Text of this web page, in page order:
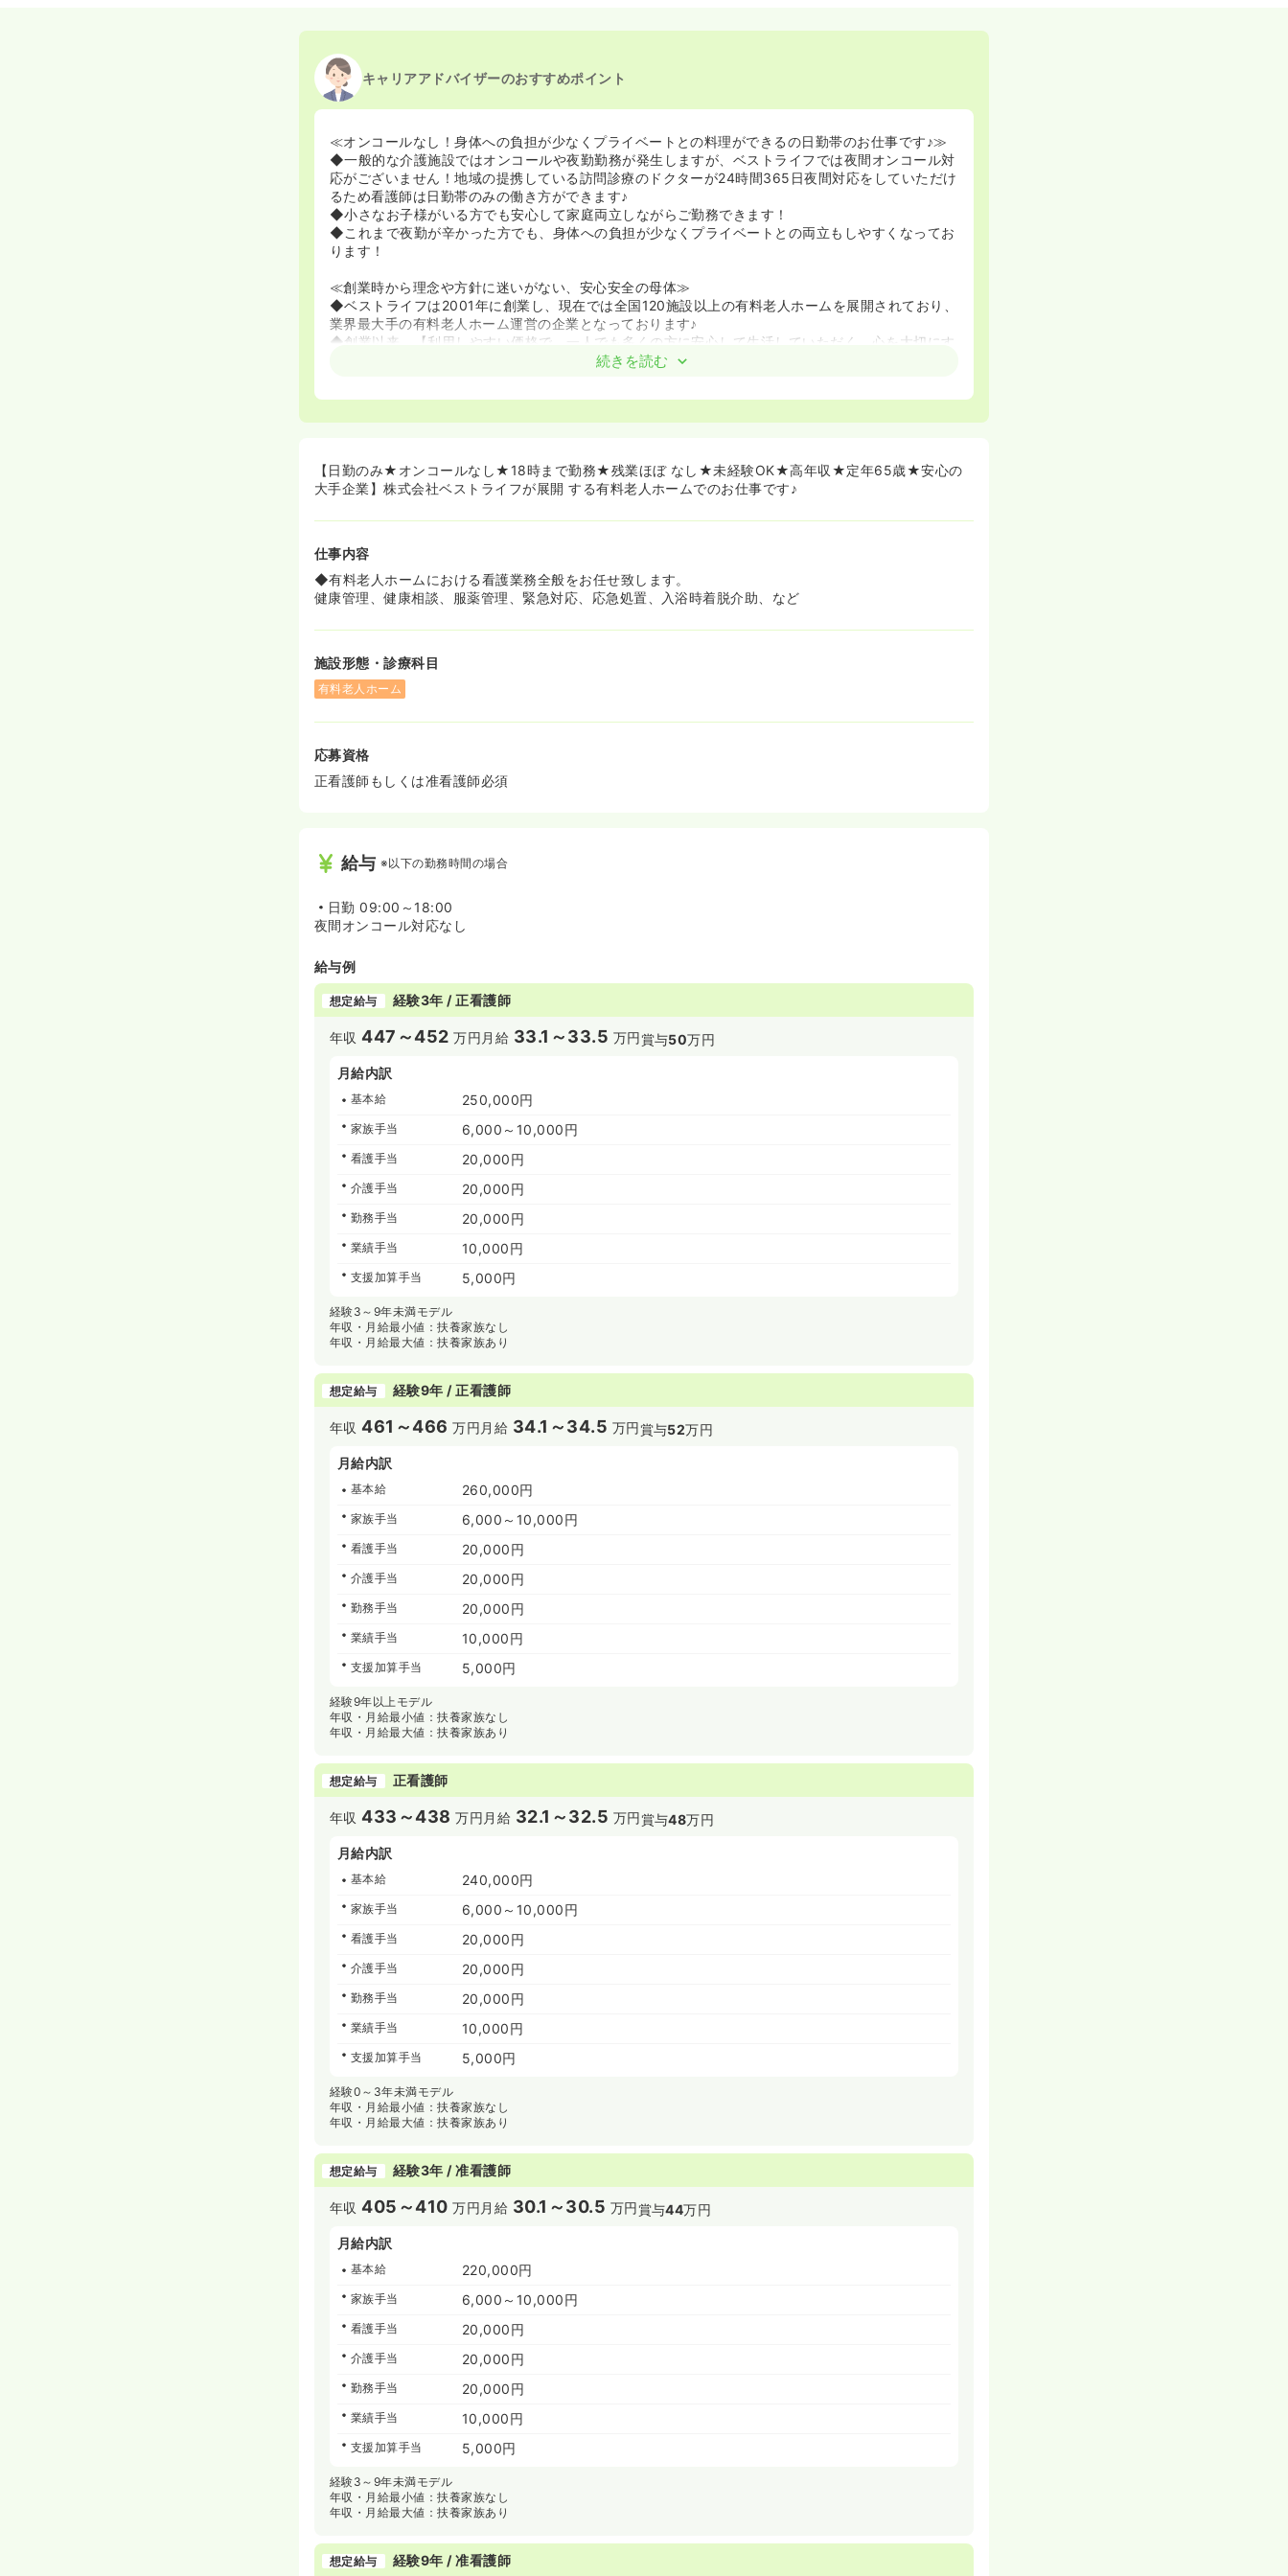
2024/02/01
2020/09/17
正・准看護師を休止中
キャリアアドバイザーのおすすめポイント
≪オンコールなし！身体への負担が少なくプライベートとの料理ができるの日勤帯のお仕事です♪≫
◆一般的な介護施設ではオンコールや夜勤勤務が発生しますが、ベストライフでは夜間オンコール対
応がございません！地域の提携している訪問診療のドクターが24時間365日夜間対応をしていただけ
るため看護師は日勤帯のみの働き方ができます♪
◆小さなお子様がいる方でも安心して家庭両立しながらご勤務できます！
◆これまで夜勤が辛かった方でも、身体への負担が少なくプライベートとの両立もしやすくなってお
ります！
≪創業時から理念や方針に迷いがない、安心安全の母体≫
◆ベストライフは2001年に創業し、現在では全国120施設以上の有料老人ホームを展開されており、
業界最大手の有料老人ホーム運営の企業となっております♪
◆創業以来、【利用しやすい価格で、一人でも多くの方に安心して生活していただく。心を大切にす
る介護を提供する】を一貫した思いで運営しています。
族の負担軽減し利用できる方を増やそうという思いで、低価格でアットホームなホームを目指しては
トしていきたいと考えられております！
◆創業以来から労働条件の改善や休みの数を増やしたり、本社看護師を配置し、より教育体制を手厚
会社の合併や吸収や経営の不安定さなどもなく、就業してからも、長く安心して勤務できる職場でご
≪未経験でも安心！マニュアル管理・フォロー体制が手厚い環境です♪≫
◆先輩看護師マンツーマンでついてくれるので、初めて介護施設での看護業務をされる方も安心して
勤務をスタートしていらっしゃいますので、ご安心下さい！
いから残業が増えてしまう」ということもございません。
◆1日のスケジュールが決まっており、介護士との連携をしながら業務が進んでいくため初めてで不
続きを読む
【日勤のみ★オンコールなし★18時まで勤務★残業ほぼ なし★未経験OK★高年収★定年65歳★安心の
大手企業】株式会社ベストライフが展開 する有料老人ホームでのお仕事です♪
仕事内容
◆有料老人ホームにおける看護業務全般をお任せ致します。
健康管理、健康相談、服薬管理、緊急対応、応急処置、入浴時着脱介助、など
施設形態・診療科目
有料老人ホーム
応募資格
正看護師もしくは准看護師必須
給与 ※以下の勤務時間の場合
日勤 09:00～18:00
夜間オンコール対応なし
給与例
想定給与 経験3年 / 正看護師
年収447～452 万円 月給 33.1～33.5 万円賞与50万円
月給内訳
基本給 250,000円
家族手当 6,000～10,000円
看護手当 20,000円
介護手当 20,000円
勤務手当 20,000円
業績手当 10,000円
支援加算手当 5,000円
経験3～9年未満モデル
年収・月給最小値：扶養家族なし
年収・月給最大値：扶養家族あり
想定給与 経験9年 / 正看護師
年収461～466 万円 月給 34.1～34.5 万円賞与52万円
月給内訳
基本給 260,000円
家族手当 6,000～10,000円
看護手当 20,000円
介護手当 20,000円
勤務手当 20,000円
業績手当 10,000円
支援加算手当 5,000円
経験9年以上モデル
年収・月給最小値：扶養家族なし
年収・月給最大値：扶養家族あり
想定給与 正看護師
年収433～438 万円 月給 32.1～32.5 万円賞与48万円
月給内訳
基本給 240,000円
家族手当 6,000～10,000円
看護手当 20,000円
介護手当 20,000円
勤務手当 20,000円
業績手当 10,000円
支援加算手当 5,000円
経験0～3年未満モデル
年収・月給最小値：扶養家族なし
年収・月給最大値：扶養家族あり
想定給与 経験3年 / 准看護師
年収405～410 万円 月給 30.1～30.5 万円賞与44万円
月給内訳
基本給 220,000円
家族手当 6,000～10,000円
看護手当 20,000円
介護手当 20,000円
勤務手当 20,000円
業績手当 10,000円
支援加算手当 5,000円
経験3～9年未満モデル
年収・月給最小値：扶養家族なし
年収・月給最大値：扶養家族あり
想定給与 経験9年 / 准看護師